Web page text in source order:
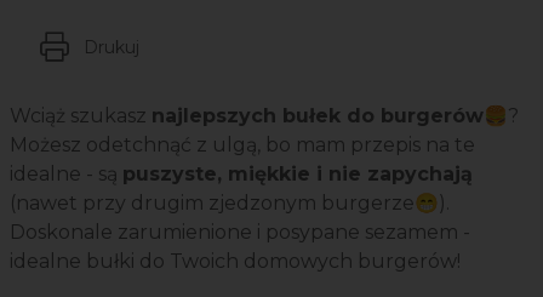
Drukuj
Wciąż szukasz najlepszych bułek do burgerów🍔?
Możesz odetchnąć z ulgą, bo mam przepis na te
idealne - są puszyste, miękkie i nie zapychają
(nawet przy drugim zjedzonym burgerze😁).
Doskonale zarumienione i posypane sezamem -
idealne bułki do Twoich domowych burgerów!